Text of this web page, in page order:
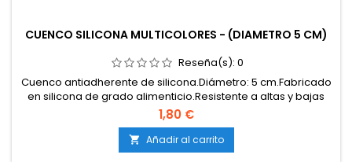
CUENCO SILICONA MULTICOLORES - (DIAMETRO 5 CM)
Reseña(s): 0
Cuenco antiadherente de silicona.Diámetro: 5 cm.Fabricado
en silicona de grado alimenticio.Resistente a altas y bajas
temperaturas.Totalmente antiadherente: evita restos
pegados.Ideal para extracciones, preparados y
manipulación de resinas.Fácil de limpiar y
reutilizable.Flexible, ligero y muy duradero.
1,80 €
 Añadir al carrito